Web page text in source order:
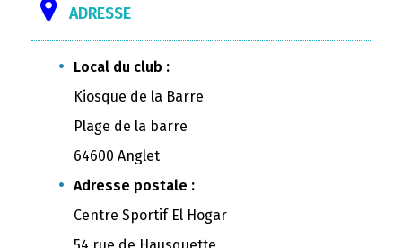
ADRESSE
Local du club :
Kiosque de la Barre
Plage de la barre
64600 Anglet
Adresse postale :
Centre Sportif El Hogar
54 rue de Hausquette